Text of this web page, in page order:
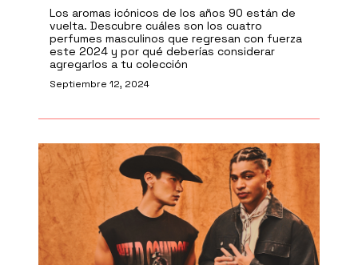
Los aromas icónicos de los años 90 están de
vuelta. Descubre cuáles son los cuatro
perfumes masculinos que regresan con fuerza
este 2024 y por qué deberías considerar
agregarlos a tu colección
Septiembre 12, 2024